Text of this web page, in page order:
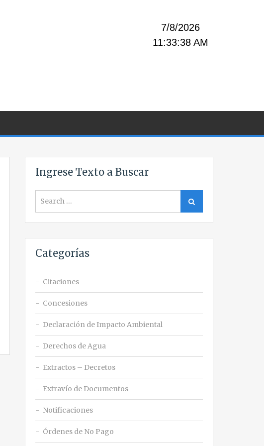
7/8/2026
11:33:38 AM
Ingrese Texto a Buscar
for:
Search
Categorías
Citaciones
Concesiones
Declaración de Impacto Ambiental
Derechos de Agua
Extractos – Decretos
Extravío de Documentos
Notificaciones
Órdenes de No Pago